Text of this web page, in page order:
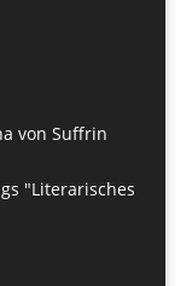
von Suffrin
"Literarisches